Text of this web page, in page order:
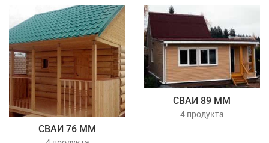
СВАИ 76 ММ
СВАИ 89 ММ
4 продукта